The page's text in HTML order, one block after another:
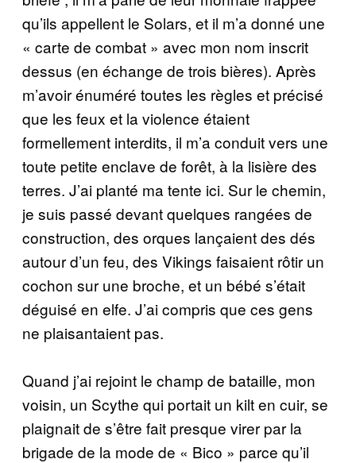
qu’ils appellent le Solars, et il m’a donné une
« carte de combat » avec mon nom inscrit
dessus (en échange de trois bières). Après
m’avoir énuméré toutes les règles et précisé
que les feux et la violence étaient
formellement interdits, il m’a conduit vers une
toute petite enclave de forêt, à la lisière des
terres. J’ai planté ma tente ici. Sur le chemin,
je suis passé devant quelques rangées de
construction, des orques lançaient des dés
autour d’un feu, des Vikings faisaient rôtir un
cochon sur une broche, et un bébé s’était
déguisé en elfe. J’ai compris que ces gens
ne plaisantaient pas.
Quand j’ai rejoint le champ de bataille, mon
voisin, un Scythe qui portait un kilt en cuir, se
plaignait de s’être fait presque virer par la
brigade de la mode de « Bico » parce qu’il